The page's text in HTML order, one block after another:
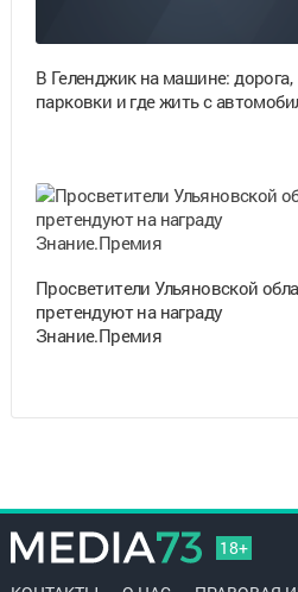
В Геленджик на машине: дорога,
парковки и где жить с
Просветители Ульяновской
претендуют на награду
Знание.Премия
18+